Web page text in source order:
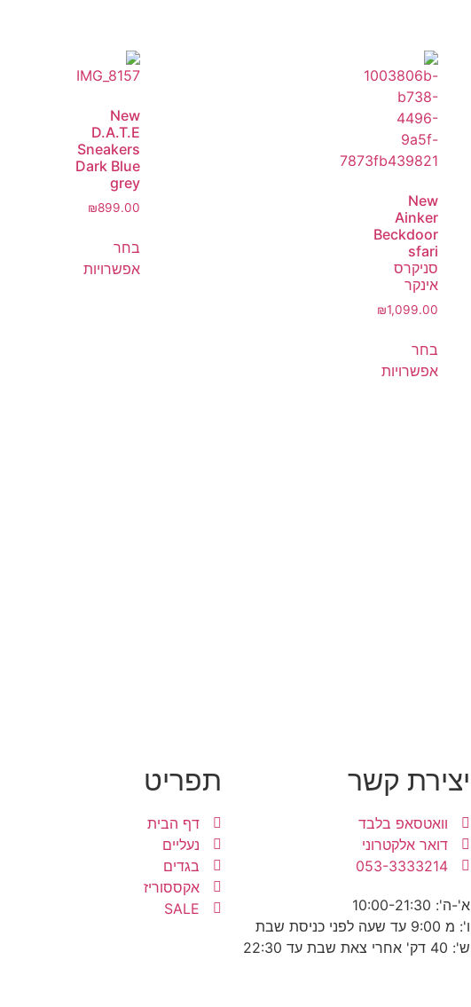
New
Ainker
Beckdoor
sfari
סניקרס
אינקר
₪1,099.00
בחר
אפשרויות
New
D.A.T.E
Sneakers
Dark Blue
grey
₪899.00
בחר
אפשרויות
יצירת קשר
וואטסאפ בלבד
דואר אלקטרוני
053-3333214
א'-ה': 10:00-21:30
ו': מ 9:00 עד שעה לפני כניסת שבת
ש': 40 דק' אחרי צאת שבת עד 22:30
תפריט
דף הבית
נעליים
בגדים
אקססוריז
SALE